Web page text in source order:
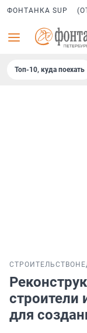
ФОНТАНКА SUP
Топ-10, куда поехать
СТРОИТЕЛЬСТВО
для